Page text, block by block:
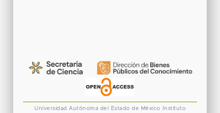
Universidad Autónoma del Estado de México Instituto